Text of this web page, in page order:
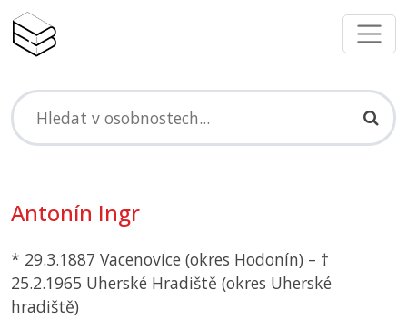
Antonín Ingr
* 29.3.1887 Vacenovice (okres Hodonín) – †
25.2.1965 Uherské Hradiště (okres Uherské
hradiště)